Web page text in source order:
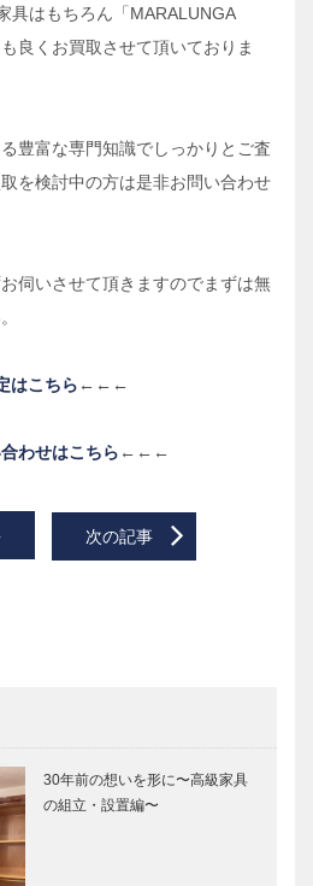
具はもちろん「MARALUNGA
良くお買取させて頂いておりま
豊富な専門知識でしっかりとご査
を検討中の方は是非お問い合わせ
伺いさせて頂きますのでまずは無
はこちら ←←←
わせはこちら ←←←
次の記事
30年前の想いを形に〜高級家具
の組立・設置編〜